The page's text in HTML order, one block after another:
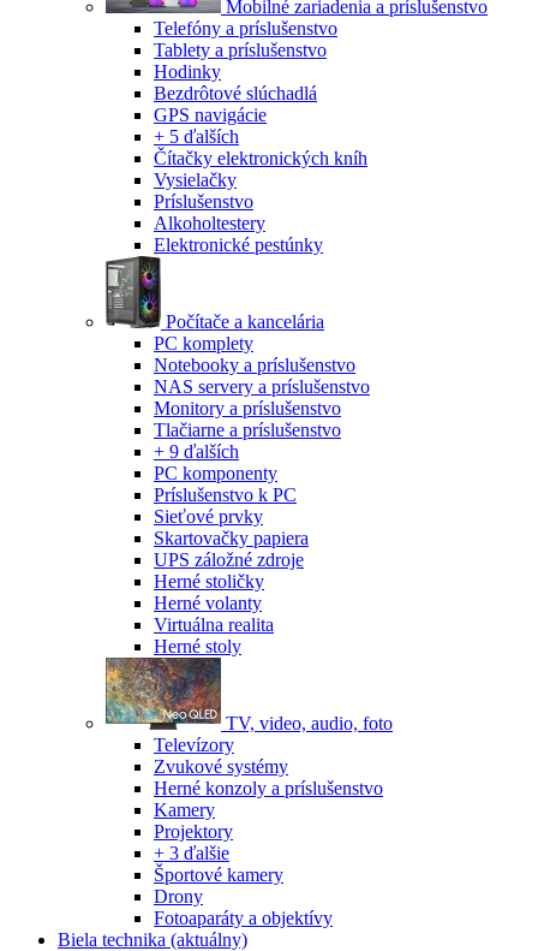
Mobilné zariadenia a príslušenstvo
Telefóny a príslušenstvo
Tablety a príslušenstvo
Hodinky
Bezdrôtové slúchadlá
GPS navigácie
+ 5 ďalších
Čítačky elektronických kníh
Vysielačky
Príslušenstvo
Alkoholtestery
Elektronické pestúnky
Počítače a kancelária
PC komplety
Notebooky a príslušenstvo
NAS servery a príslušenstvo
Monitory a príslušenstvo
Tlačiarne a príslušenstvo
+ 9 ďalších
PC komponenty
Príslušenstvo k PC
Sieťové prvky
Skartovačky papiera
UPS záložné zdroje
Herné stoličky
Herné volanty
Virtuálna realita
Herné stoly
TV, video, audio, foto
Televízory
Zvukové systémy
Herné konzoly a príslušenstvo
Kamery
Projektory
+ 3 ďalšie
Športové kamery
Drony
Fotoaparáty a objektívy
Biela technika (aktuálny)